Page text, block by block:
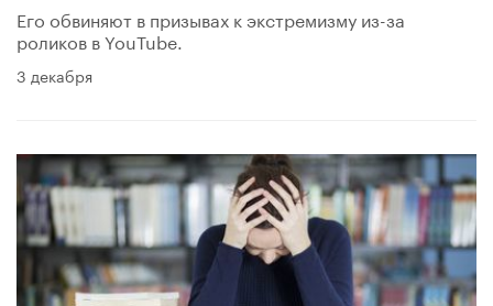
Его обвиняют в призывах к экстремизму из-за
роликов в YouTube.
3 декабря